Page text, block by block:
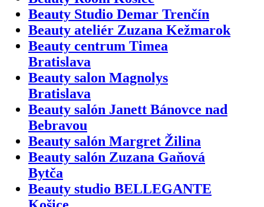
Beauty Studio Demar Trenčín
Beauty ateliér Zuzana Kežmarok
Beauty centrum Timea
Bratislava
Beauty salon Magnolys
Bratislava
Beauty salón Janett Bánovce nad
Bebravou
Beauty salón Margret Žilina
Beauty salón Zuzana Gaňová
Bytča
Beauty studio BELLEGANTE